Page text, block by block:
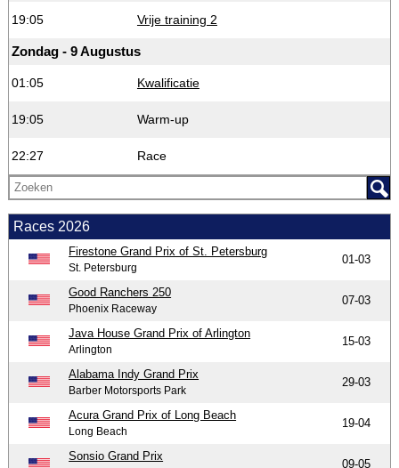
19:05 Vrije training 2
Zondag - 9 Augustus
01:05 Kwalificatie
19:05 Warm-up
22:27 Race
Races 2026
Firestone Grand Prix of St. Petersburg
St. Petersburg
01-03
Good Ranchers 250
Phoenix Raceway
07-03
Java House Grand Prix of Arlington
Arlington
15-03
Alabama Indy Grand Prix
Barber Motorsports Park
29-03
Acura Grand Prix of Long Beach
Long Beach
19-04
Sonsio Grand Prix
09-05